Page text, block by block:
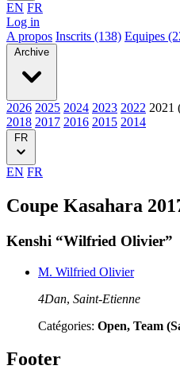
EN FR
Log in
A propos Inscrits (138) Equipes
Archive
2026 2025 2024 2023 2022 2021
2018 2017 2016 2015 2014
FR
EN FR
Coupe Kasahara
Kenshi “Wilfried Olivier”
M. Wilfried Olivier
4Dan, Saint-Etienne
Catégories: Open, Team
Footer